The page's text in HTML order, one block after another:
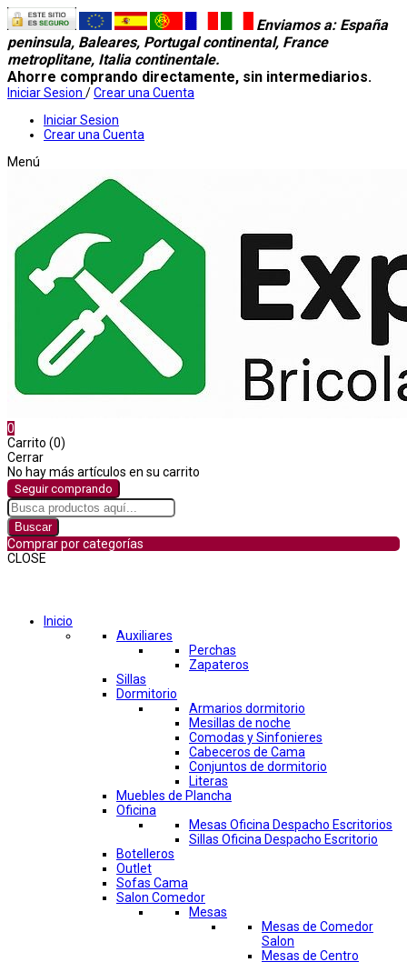
Enviamos a: España
peninsula, Baleares, Portugal continental, France
metroplitane, Italia continentale.
Ahorre comprando directamente, sin intermediarios.
Iniciar Sesion /Crear una Cuenta
Iniciar Sesion
Crear una Cuenta
Menú
0
Carrito (0)
Cerrar
No hay más artículos en su carrito
Seguir comprando
Buscar
Comprar por categorías
CLOSE
Inicio
Auxiliares
Perchas
Zapateros
Sillas
Dormitorio
Armarios dormitorio
Mesillas de noche
Comodas y Sinfonieres
Cabeceros de Cama
Conjuntos de dormitorio
Literas
Muebles de Plancha
Oficina
Mesas Oficina Despacho Escritorios
Sillas Oficina Despacho Escritorio
Botelleros
Outlet
Sofas Cama
Salon Comedor
Mesas
Mesas de Comedor
Salon
Mesas de Centro